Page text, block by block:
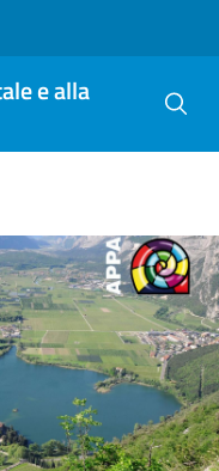
e alla